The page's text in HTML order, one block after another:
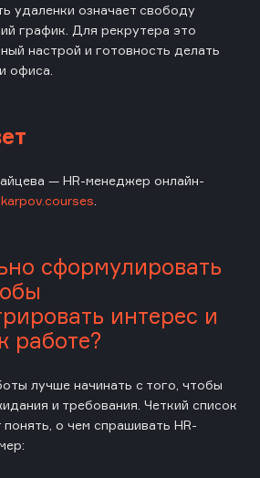
удаленки означает свободу
график. Для рекрутера это
настрой и готовность делать
офиса.
— HR-менеджер онлайн-
karpov.courses
сформулировать
интерес и
работе?
лучше начинать с того, чтобы
и требования. Четкий список
о чем спрашивать HR-